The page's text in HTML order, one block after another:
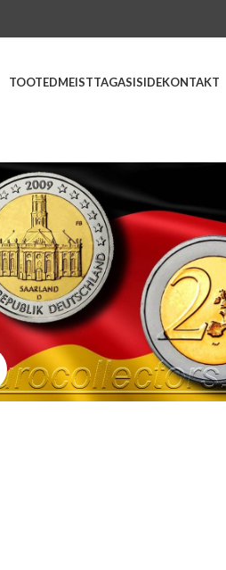
TOOTEDMEISTTAGASISIDEKONTAKT
Suurenda